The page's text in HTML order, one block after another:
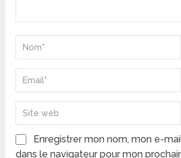
Enregistrer mon nom, mon e-
dans le navigateur pour mon